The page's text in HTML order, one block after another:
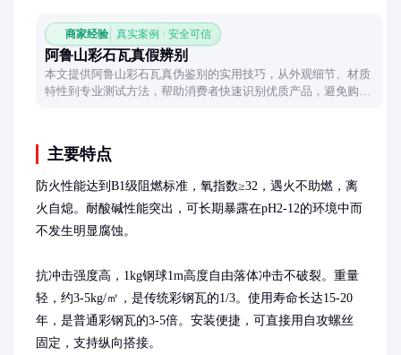
商家经验 真实案例 · 安全可信
阿鲁山彩石瓦真假辨别
本文提供阿鲁山彩石瓦真伪鉴别的实用技巧，从外观细节、材质
特性到专业测试方法，帮助消费者快速识别优质产品，避免购买
主要特点
防火性能达到B1级阻燃标准，氧指数≥32，遇火不助燃，离
火自熄。耐酸碱性能突出，可长期暴露在pH2-12的环境中而
不发生明显腐蚀。
抗冲击强度高，1kg钢球1m高度自由落体冲击不破裂。重量
轻，约3-5kg/㎡，是传统彩钢瓦的1/3。使用寿命长达15-20
年，是普通彩钢瓦的3-5倍。安装便捷，可直接用自攻螺丝
固定，支持纵向搭接。